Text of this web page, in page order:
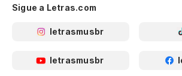
Sigue a Letras.com
letrasmusbr
letrasmusbr